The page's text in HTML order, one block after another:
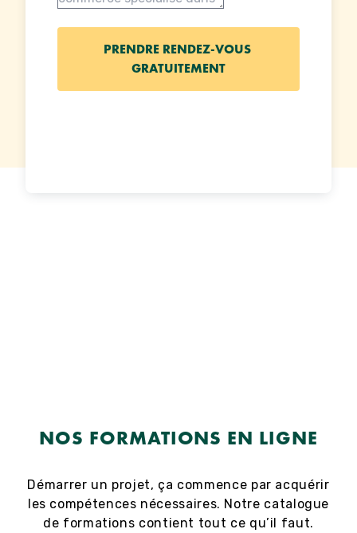
NOS FORMATIONS EN LIGNE
Démarrer un projet, ça commence par acquérir
les compétences nécessaires. Notre catalogue
de formations contient tout ce qu’il faut.